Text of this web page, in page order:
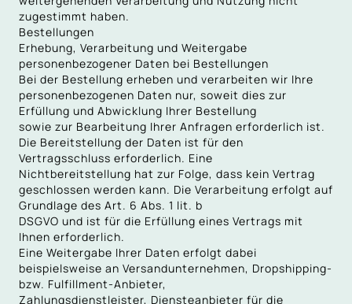
zugestimmt haben.
Bestellungen
Erhebung, Verarbeitung und Weitergabe
personenbezogener Daten bei Bestellungen
Bei der Bestellung erheben und verarbeiten wir Ihre
personenbezogenen Daten nur, soweit dies zur
Erfüllung und Abwicklung Ihrer Bestellung
sowie zur Bearbeitung Ihrer Anfragen erforderlich ist.
Die Bereitstellung der Daten ist für den
Vertragsschluss erforderlich. Eine
Nichtbereitstellung hat zur Folge, dass kein Vertrag
geschlossen werden kann. Die Verarbeitung erfolgt auf
Grundlage des Art. 6 Abs. 1 lit. b
DSGVO und ist für die Erfüllung eines Vertrags mit
Ihnen erforderlich.
Eine Weitergabe Ihrer Daten erfolgt dabei
beispielsweise an Versandunternehmen, Dropshipping-
bzw. Fulfillment-Anbieter,
Zahlungsdienstleister, Diensteanbieter für die